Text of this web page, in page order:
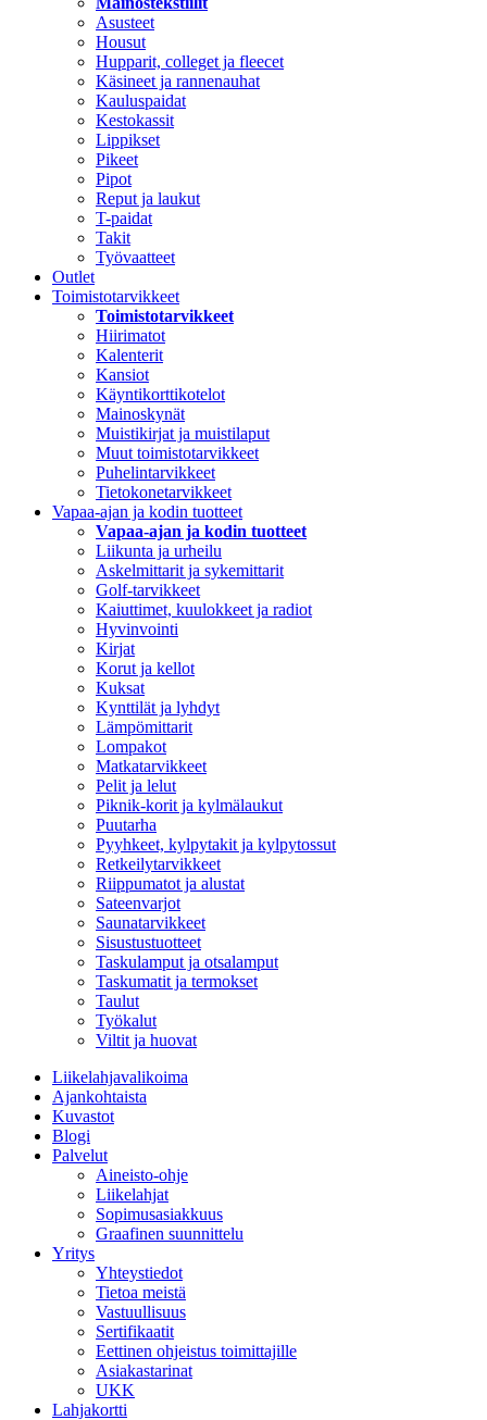
Asusteet
Housut
Hupparit, colleget ja fleecet
Käsineet ja rannenauhat
Kauluspaidat
Kestokassit
Lippikset
Pikeet
Pipot
Reput ja laukut
T-paidat
Takit
Työvaatteet
Outlet
Toimistotarvikkeet
Toimistotarvikkeet
Hiirimatot
Kalenterit
Kansiot
Käyntikorttikotelot
Mainoskynät
Muistikirjat ja muistilaput
Muut toimistotarvikkeet
Puhelintarvikkeet
Tietokonetarvikkeet
Vapaa-ajan ja kodin tuotteet
Vapaa-ajan ja kodin tuotteet
Liikunta ja urheilu
Askelmittarit ja sykemittarit
Golf-tarvikkeet
Kaiuttimet, kuulokkeet ja radiot
Hyvinvointi
Kirjat
Korut ja kellot
Kuksat
Kynttilät ja lyhdyt
Lämpömittarit
Lompakot
Matkatarvikkeet
Pelit ja lelut
Piknik-korit ja kylmälaukut
Puutarha
Pyyhkeet, kylpytakit ja kylpytossut
Retkeilytarvikkeet
Riippumatot ja alustat
Sateenvarjot
Saunatarvikkeet
Sisustustuotteet
Taskulamput ja otsalamput
Taskumatit ja termokset
Taulut
Työkalut
Viltit ja huovat
Liikelahjavalikoima
Ajankohtaista
Kuvastot
Blogi
Palvelut
Aineisto-ohje
Liikelahjat
Sopimusasiakkuus
Graafinen suunnittelu
Yritys
Yhteystiedot
Tietoa meistä
Vastuullisuus
Sertifikaatit
Eettinen ohjeistus toimittajille
Asiakastarinat
UKK
Lahjakortti